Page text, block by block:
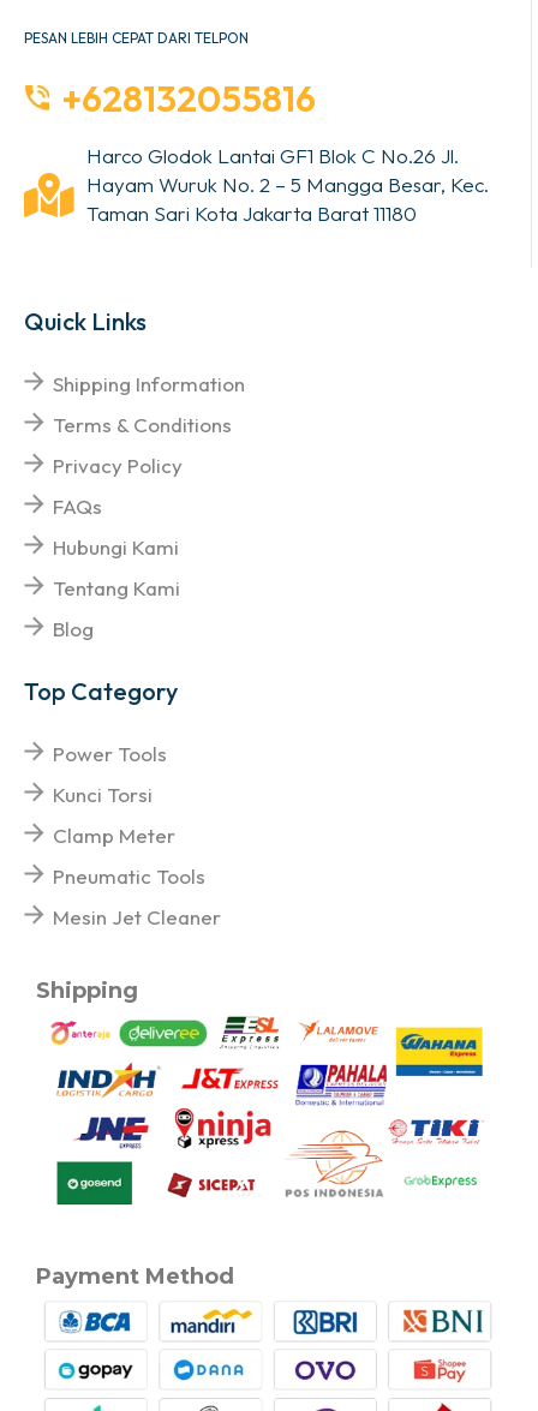
PESAN LEBIH CEPAT DARI TELPON
+628132055816
Harco Glodok Lantai GF1 Blok C No.26 Jl.
Hayam Wuruk No. 2 – 5 Mangga Besar, Kec.
Taman Sari Kota Jakarta Barat 11180
Quick Links
Shipping Information
Terms & Conditions
Privacy Policy
FAQs
Hubungi Kami
Tentang Kami
Blog
Top Category
Power Tools
Kunci Torsi
Clamp Meter
Pneumatic Tools
Mesin Jet Cleaner
Shipping
Payment Method